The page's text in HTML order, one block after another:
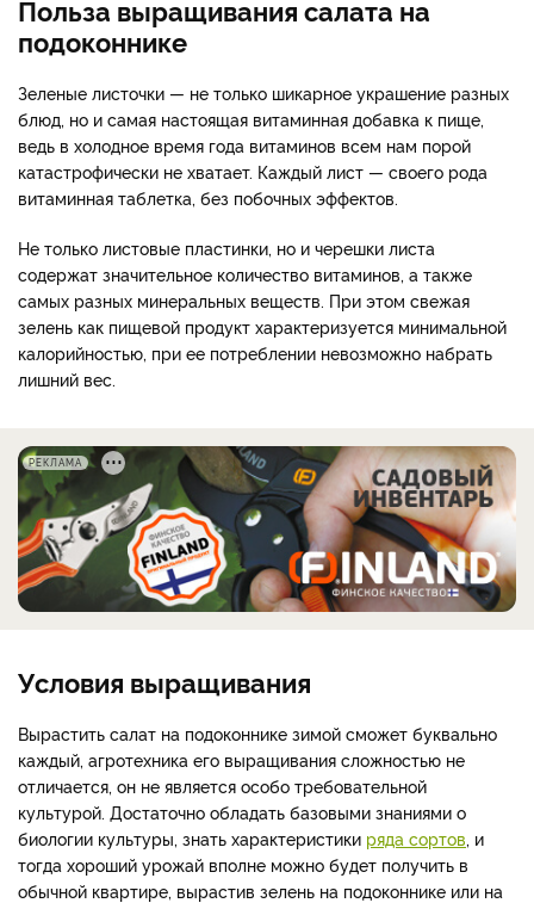
Польза выращивания салата на
подоконнике
Зеленые листочки — не только шикарное украшение разных
блюд, но и самая настоящая витаминная добавка к пище,
ведь в холодное время года витаминов всем нам порой
катастрофически не хватает. Каждый лист — своего рода
витаминная таблетка, без побочных эффектов.
Не только листовые пластинки, но и черешки листа
содержат значительное количество витаминов, а также
самых разных минеральных веществ. При этом свежая
зелень как пищевой продукт характеризуется минимальной
калорийностью, при ее потреблении невозможно набрать
лишний вес.
РЕКЛАМА
Условия выращивания
Вырастить салат на подоконнике зимой сможет буквально
каждый, агротехника его выращивания сложностью не
отличается, он не является особо требовательной
культурой. Достаточно обладать базовыми знаниями о
биологии культуры, знать характеристики ряда сортов, и
тогда хороший урожай вполне можно будет получить в
обычной квартире, вырастив зелень на подоконнике или на